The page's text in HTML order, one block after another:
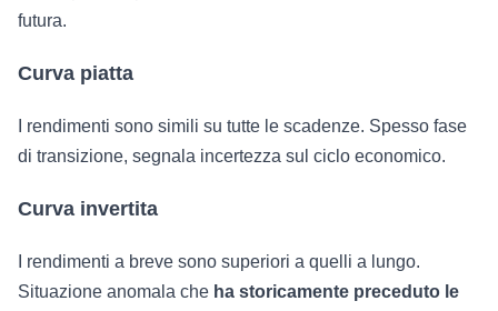
futura.
Curva piatta
I rendimenti sono simili su tutte le scadenze. Spesso fase
di transizione, segnala incertezza sul ciclo economico.
Curva invertita
I rendimenti a breve sono superiori a quelli a lungo.
Situazione anomala che ha storicamente preceduto le